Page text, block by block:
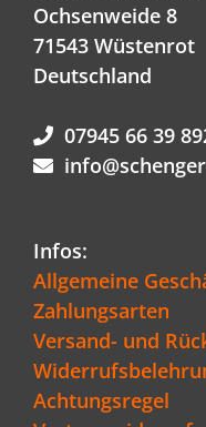
Ochsenweide 8
71543 Wüstenrot
Deutschland
07945 66 39
Infos:
Allgemeine
Zahlungsarten
Versand- und
Achtungsregel